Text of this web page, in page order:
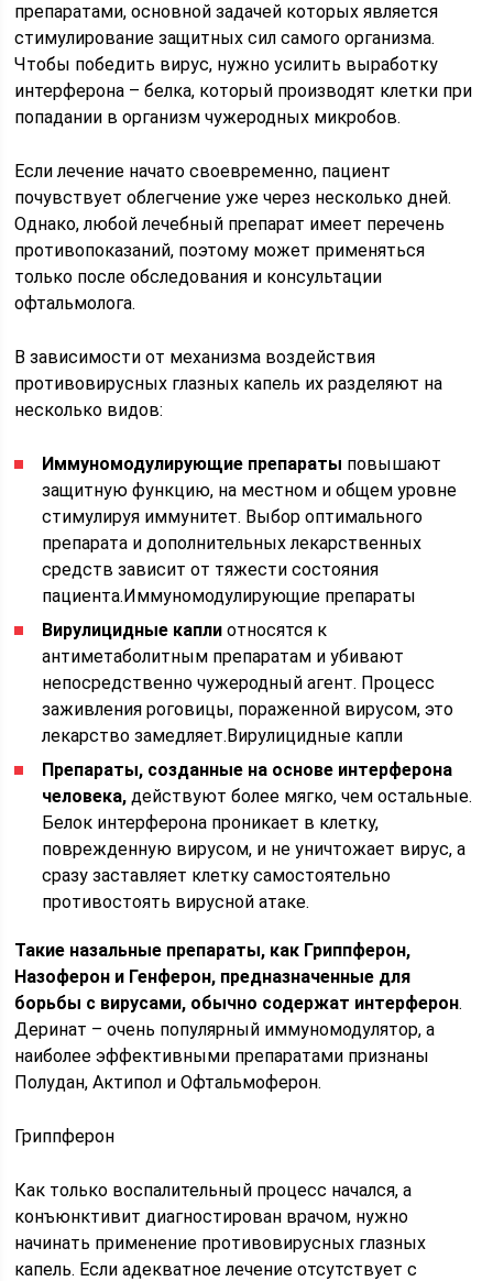
препаратами, основной задачей которых является
стимулирование защитных сил самого организма.
Чтобы победить вирус, нужно усилить выработку
интерферона – белка, который производят клетки при
попадании в организм чужеродных микробов.
Если лечение начато своевременно, пациент
почувствует облегчение уже через несколько дней.
Однако, любой лечебный препарат имеет перечень
противопоказаний, поэтому может применяться
только после обследования и консультации
офтальмолога.
В зависимости от механизма воздействия
противовирусных глазных капель их разделяют на
несколько видов:
Иммуномодулирующие препараты повышают
защитную функцию, на местном и общем уровне
стимулируя иммунитет. Выбор оптимального
препарата и дополнительных лекарственных
средств зависит от тяжести состояния
пациента.Иммуномодулирующие препараты
Вирулицидные капли относятся к
антиметаболитным препаратам и убивают
непосредственно чужеродный агент. Процесс
заживления роговицы, пораженной вирусом, это
лекарство замедляет.Вирулицидные капли
Препараты, созданные на основе интерферона
человека, действуют более мягко, чем остальные.
Белок интерферона проникает в клетку,
поврежденную вирусом, и не уничтожает вирус, а
сразу заставляет клетку самостоятельно
противостоять вирусной атаке.
Такие назальные препараты, как Гриппферон,
Назоферон и Генферон, предназначенные для
борьбы с вирусами, обычно содержат интерферон.
Деринат – очень популярный иммуномодулятор, а
наиболее эффективными препаратами признаны
Полудан, Актипол и Офтальмоферон.
Гриппферон
Как только воспалительный процесс начался, а
конъюнктивит диагностирован врачом, нужно
начинать применение противовирусных глазных
капель. Если адекватное лечение отсутствует с